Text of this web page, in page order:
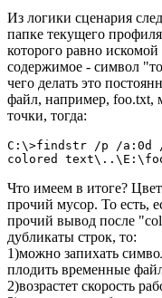
Из логики сценария
папке текущего
которого равно
содержимое - символ
чего делать это
файл, например, foo.txt,
точки, тогда:
C:\>findstr /p /
colored
Что имеем в итоге?
прочий мусор. То есть,
прочий вывод после
дубликаты строк, то:
1)можно запихать
плодить временные
2)возрастет скорость